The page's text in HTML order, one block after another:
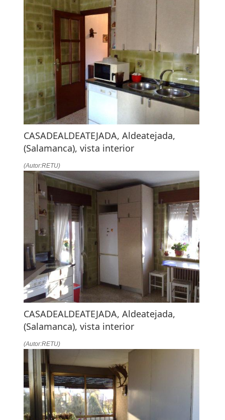
CASADEALDEATEJADA, Aldeatejada,
(Salamanca), vista interior
(Autor:RETU)
CASADEALDEATEJADA, Aldeatejada,
(Salamanca), vista interior
(Autor:RETU)